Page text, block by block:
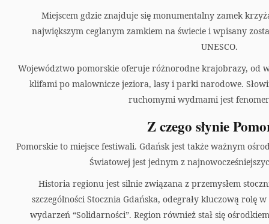
Miejscem gdzie znajduje się monumentalny zamek
największym ceglanym zamkiem na świecie i wpisany
UNESCO.
Województwo pomorskie oferuje różnorodne krajobrazy, od
klifami po malownicze jeziora, lasy i parki narodowe.
ruchomymi wydmami jest
Z czego słynie
Pomorskie to miejsce festiwali. Gdańsk jest także ważnym
Światowej jest jednym z
Historia regionu jest silnie związana z przemysłem
szczególności Stocznia Gdańska, odegrały kluczową rolę
wydarzeń “Solidarności”. Region również stał się